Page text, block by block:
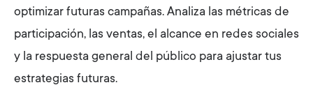
optimizar futuras campañas. Analiza las métricas de
participación, las ventas, el alcance en redes sociales
y la respuesta general del público para ajustar tus
estrategias futuras.